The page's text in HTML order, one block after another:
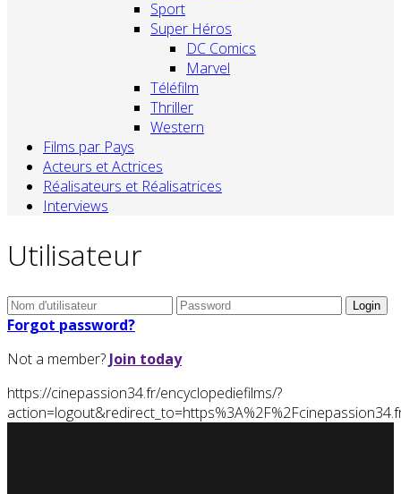
Sport
Super Héros
DC Comics
Marvel
Téléfilm
Thriller
Western
Films par Pays
Acteurs et Actrices
Réalisateurs et Réalisatrices
Interviews
Utilisateur
Forgot password?
Not a member? Join today
https://cinepassion34.fr/encyclopediefilms/?